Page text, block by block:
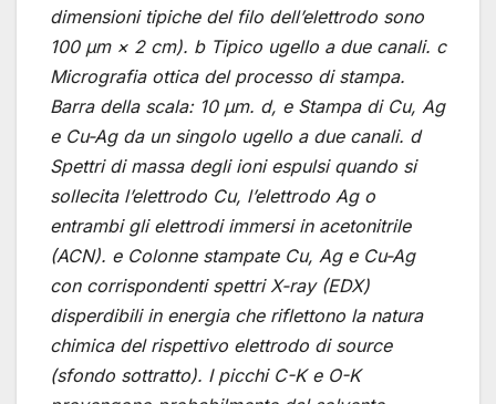
dimensioni tipiche del filo dell’elettrodo sono
100 μm × 2 cm). b Tipico ugello a due canali. c
Micrografia ottica del processo di stampa.
Barra della scala: 10 μm. d, e Stampa di Cu, Ag
e Cu-Ag da un singolo ugello a due canali. d
Spettri di massa degli ioni espulsi quando si
sollecita l’elettrodo Cu, l’elettrodo Ag o
entrambi gli elettrodi immersi in acetonitrile
(ACN). e Colonne stampate Cu, Ag e Cu-Ag
con corrispondenti spettri X-ray (EDX)
disperdibili in energia che riflettono la natura
chimica del rispettivo elettrodo di source
(sfondo sottratto). I picchi C-K e O-K